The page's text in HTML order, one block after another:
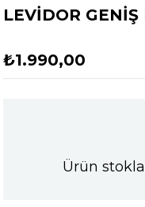
LEVİDOR
₺1.990,00
Ürün